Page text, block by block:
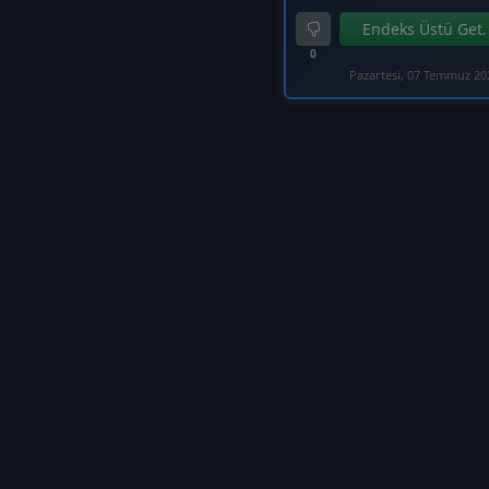
0
Endeks Üstü Get.
Pazartesi, 07 Temmuz